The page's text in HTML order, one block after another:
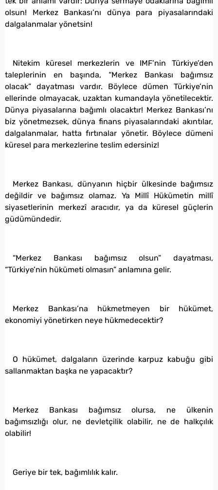
olsun! Merkez Bankası’nı dünya para piyasalarındaki
dalgalanmalar yönetsin!
Nitekim küresel merkezlerin ve IMF’nin Türkiye’den
taleplerinin en başında, “Merkez Bankası bağımsız
olacak” dayatması vardır. Böylece dümen Türkiye’nin
ellerinde olmayacak, uzaktan kumandayla yönetilecektir.
Dünya piyasalarına bağımlı olacaktır! Merkez Bankası’nı
biz yönetmezsek, dünya finans piyasalarındaki akıntılar,
dalgalanmalar, hatta fırtınalar yönetir. Böylece dümeni
küresel para merkezlerine teslim edersiniz!
Merkez Bankası, dünyanın hiçbir ülkesinde bağımsız
değildir ve bağımsız olamaz. Ya Millî Hükümetin millî
siyasetlerinin merkezî aracıdır, ya da küresel güçlerin
güdümündedir.
“Merkez Bankası bağımsız olsun” dayatması,
“Türkiye’nin hükümeti olmasın” anlamına gelir.
Merkez Bankası’na hükmetmeyen bir hükümet,
ekonomiyi yönetirken neye hükmedecektir?
O hükümet, dalgaların üzerinde karpuz kabuğu gibi
sallanmaktan başka ne yapacaktır?
Merkez Bankası bağımsız olursa, ne ülkenin
bağımsızlığı olur, ne devletçilik olabilir, ne de halkçılık
olabilir!
Geriye bir tek, bağımlılık kalır.